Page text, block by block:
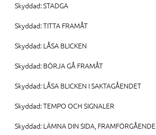
Skyddad: STADGA
Skyddad: TITTA FRAMÅT
Skyddad: LÅSA BLICKEN
Skyddad: BÖRJA GÅ FRAMÅT
Skyddad: LÅSA BLICKEN I SAKTAGÅENDET
Skyddad: TEMPO OCH SIGNALER
Skyddad: LÄMNA DIN SIDA, FRAMFÖRGÅENDE